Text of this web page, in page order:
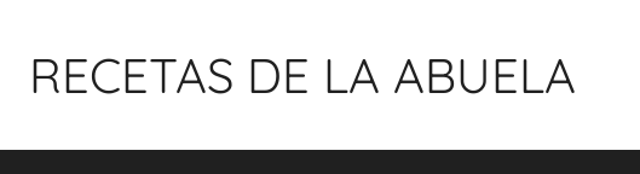
RECETAS DE LA ABUELA